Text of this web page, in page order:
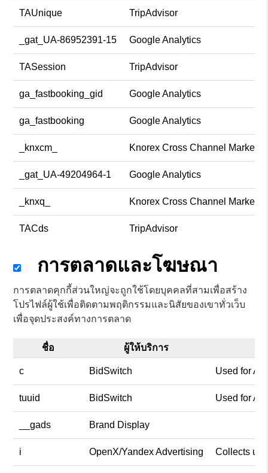
TAUnique TripAdvisor
_gat_UA-86952391-15 Google Analytics
TASession TripAdvisor
ga_fastbooking_gid Google Analytics
ga_fastbooking Google Analytics
_knxcm_ Knorex Cross Channel
_gat_UA-49204964-1 Google Analytics
_knxq_ Knorex Cross Channel
TACds TripAdvisor
การตลาดและโฆษณา
การตลาดคุกกี้ส่วนใหญ่จะถูกใช้โดยบุคคลที่สามเพื่อสร้าง
โปรไฟล์ผู้ใช้เพื่อติดตามพฤติกรรมและนิสัยของเขาทั่วเว็บ
เพื่อจุดประสงค์ทางการตลาด
ชื่อ ผู้ให้บริการ
c BidSwitch Used for
tuuid BidSwitch Used for
__gads Brand Display
i OpenX/Yandex Advertising Collects